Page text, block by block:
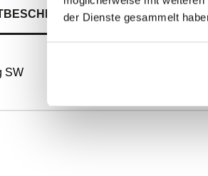
der Dienste gesammelt
ALLE
SW